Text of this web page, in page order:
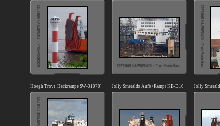
Hoegh Trove Heckrampe SW-310707.jpg Jolly Smeraldo Aufb+Rampe KB-D100208.jpg
Jolly